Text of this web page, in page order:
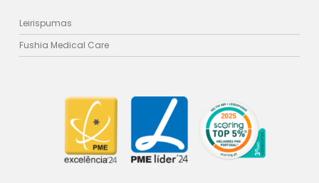
Leirispumas
Fushia Medical Care